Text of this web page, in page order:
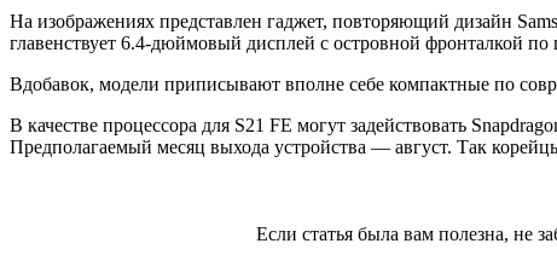
На изображениях представлен гаджет, повторяющий дизайн
главенствует 6.4-дюймовый дисплей с островной фронталкой
Вдобавок, модели приписывают вполне себе компактные по
В качестве процессора для S21 FE могут задействовать
Предполагаемый месяц выхода устройства — август. Так
Если статья была вам полезна, не